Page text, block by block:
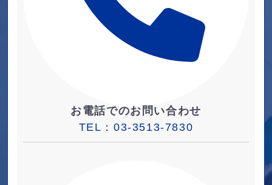
お電話でのお問い合わせ
TEL：03-3513-7830